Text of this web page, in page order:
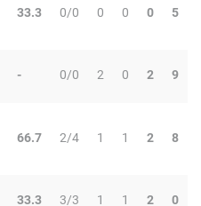
33.3 0/0 0 0 0 5
- 0/0 2 0 2 9
66.7 2/4 1 1 2 8
33.3 3/3 1 1 2 0